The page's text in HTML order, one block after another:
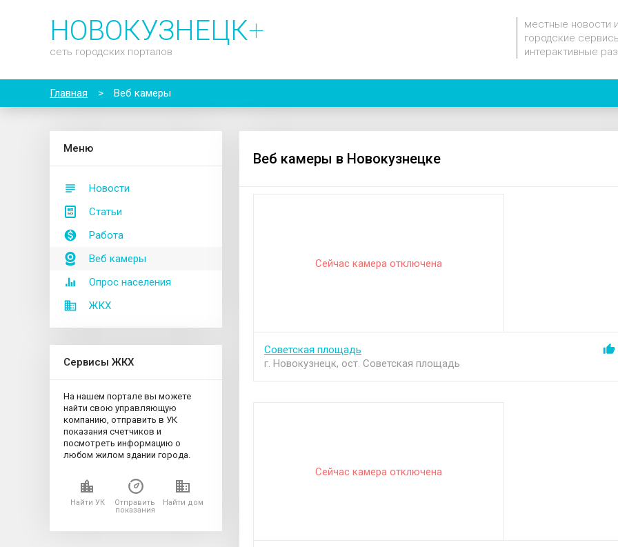
НОВОКУЗНЕЦК+
сеть городских порталов
местные новости
городские
интерактивные
Главная > Веб камеры
Меню
Новости
Статьи
Работа
Веб камеры
Опрос населения
ЖКХ
Сервисы ЖКХ
На нашем портале вы можете
найти свою управляющую
компанию, отправить в УК
показания счетчиков и
посмотреть информацию о
любом жилом здании города.
Найти УК
Отправить
показания
Найти дом
Веб камеры в Новокузнецке
Сейчас камера отключена
Советская площадь
г. Новокузнецк, ост. Советская площадь
Сейчас камера отключена